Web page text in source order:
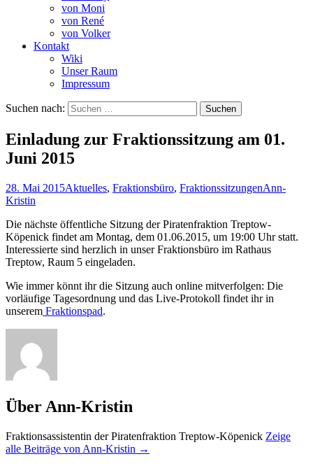
von Moni
von René
von Volker
Kontakt
Wiki
Unser Raum
Impressum
Suchen nach:
Einladung zur Fraktionssitzung am 01.
Juni 2015
28. Mai 2015Aktuelles, Fraktionsbüro, FraktionssitzungenAnn-
Kristin
Die nächste öffentliche Sitzung der Piratenfraktion Treptow-
Köpenick findet am Montag, dem 01.06.2015, um 19:00 Uhr statt.
Interessierte sind herzlich in unser Fraktionsbüro im Rathaus
Treptow, Raum 5 eingeladen.
Wie immer könnt ihr die Sitzung auch online mitverfolgen: Die
vorläufige Tagesordnung und das Live-Protokoll findet ihr in
unserem Fraktionspad.
Über Ann-Kristin
Fraktionsassistentin der Piratenfraktion Treptow-Köpenick Zeige
alle Beiträge von Ann-Kristin →